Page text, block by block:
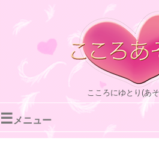
こころにゆとり(あ
☰ メニュー